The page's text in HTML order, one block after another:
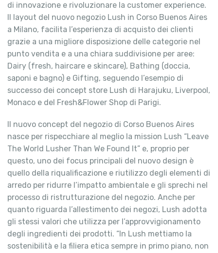
di innovazione e rivoluzionare la customer experience.
Il layout del nuovo negozio Lush in Corso Buenos Aires
a Milano, facilita l’esperienza di acquisto dei clienti
grazie a una migliore disposizione delle categorie nel
punto vendita e a una chiara suddivisione per aree:
Dairy (fresh, haircare e skincare), Bathing (doccia,
saponi e bagno) e Gifting, seguendo l’esempio di
successo dei concept store Lush di Harajuku, Liverpool,
Monaco e del Fresh&Flower Shop di Parigi.
Il nuovo concept del negozio di Corso Buenos Aires
nasce per rispecchiare al meglio la mission Lush “Leave
The World Lusher Than We Found It” e, proprio per
questo, uno dei focus principali del nuovo design è
quello della riqualificazione e riutilizzo degli elementi di
arredo per ridurre l’impatto ambientale e gli sprechi nel
processo di ristrutturazione del negozio. Anche per
quanto riguarda l’allestimento dei negozi, Lush adotta
gli stessi valori che utilizza per l’approvvigionamento
degli ingredienti dei prodotti. “In Lush mettiamo la
sostenibilità e la filiera etica sempre in primo piano, non